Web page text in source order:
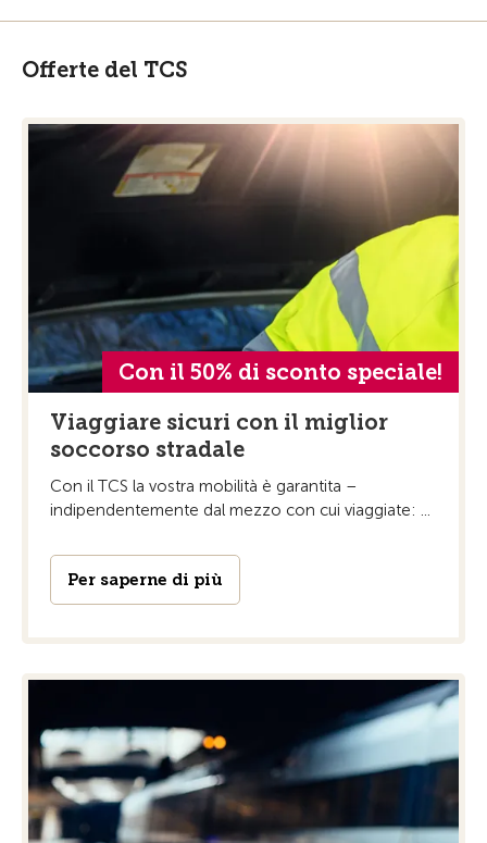
Offerte del TCS
Con il 50% di sconto speciale!
Viaggiare sicuri con il miglior
soccorso stradale
Con il TCS la vostra mobilità è garantita –
indipendentemente dal mezzo con cui viaggiate: ...
Per saperne di più